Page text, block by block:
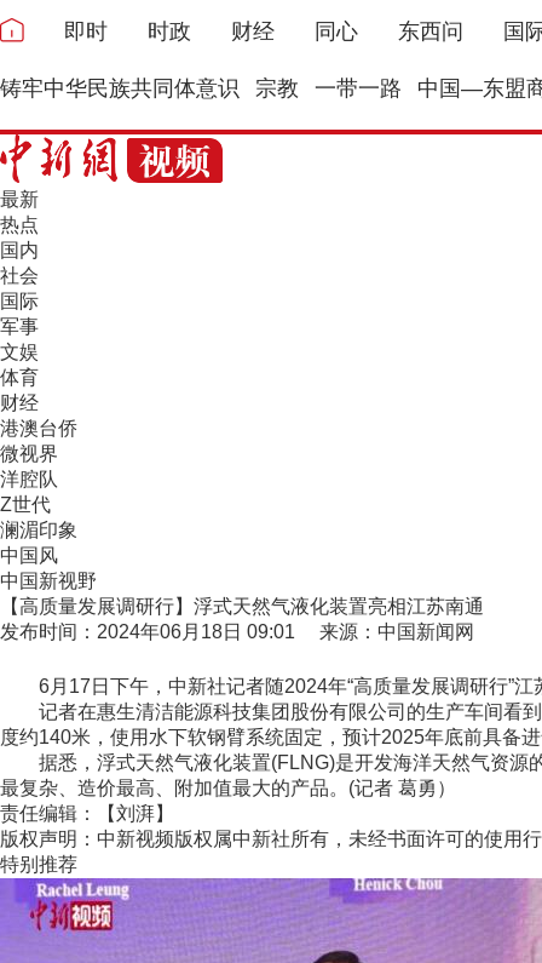
即时 时政 财经 同心 东西问 国
铸牢中华民族共同体意识 宗教 一带一路 中国—东盟
最新
热点
国内
社会
国际
军事
文娱
体育
财经
港澳台侨
微视界
洋腔队
Z世代
澜湄印象
中国风
中国新视野
【高质量发展调研行】浮式天然气液化装置亮相江苏南通
发布时间：2024年06月18日 09:01 来源：中国新闻网
6月17日下午，中新社记者随2024年“高质量发展调研行”江
记者在惠生清洁能源科技集团股份有限公司的生产车间看到
度约140米，使用水下软钢臂系统固定，预计2025年底前具备
据悉，浮式天然气液化装置(FLNG)是开发海洋天然气资源
最复杂、造价最高、附加值最大的产品。(记者 葛勇）
责任编辑：【刘湃】
版权声明：中新视频版权属中新社所有，未经书面许可的使用
特别推荐